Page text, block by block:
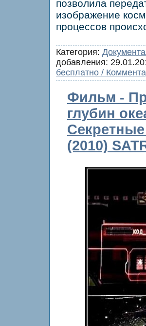
позволила
изображение
процессов
Категория:
добавления:
бесплатно /
Фильм -
глубин
(2010)